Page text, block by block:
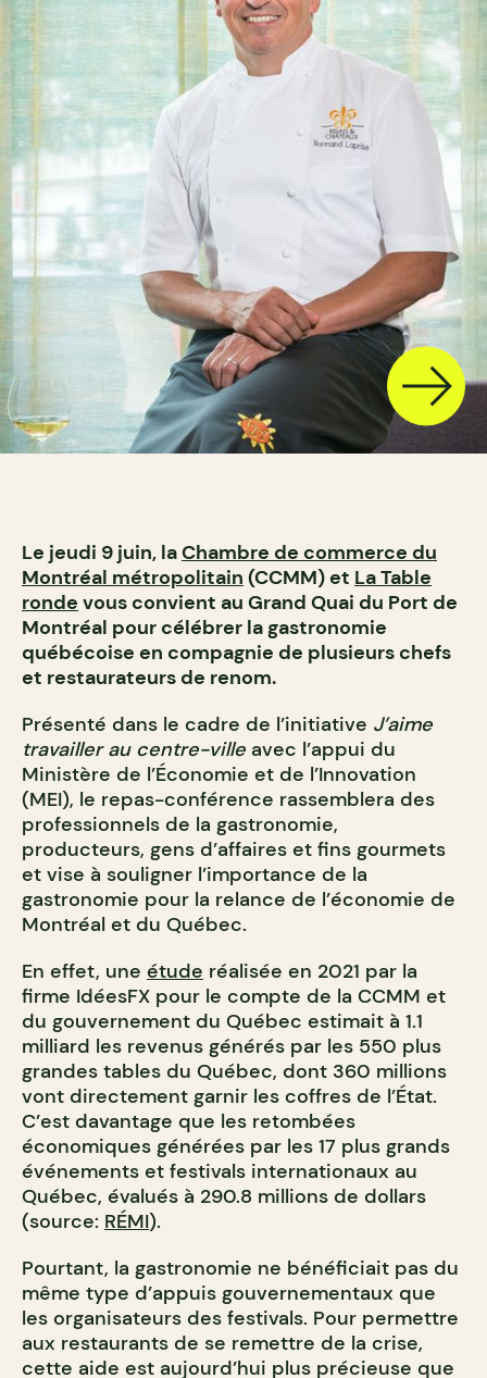
Le jeudi 9 juin, laChambre de commerce du
Montréal métropolitain (CCMM) et La Table
ronde vous convient au Grand Quai du Port de
Montréal pour célébrer la gastronomie
québécoise en compagnie de plusieurs chefs
et restaurateurs de renom.
Présenté dans le cadre de l’initiative J’aime
travailler au centre-ville avec l’appui du
Ministère de l’Économie et de l’Innovation
(MEI), le repas-conférence rassemblera des
professionnels de la gastronomie,
producteurs, gens d’affaires et fins gourmets
et vise à souligner l’importance de la
gastronomie pour la relance de l’économie de
Montréal et du Québec.
En effet, une étude réalisée en 2021 par la
firme IdéesFX pour le compte de la CCMM et
du gouvernement du Québec estimait à 1.1
milliard les revenus générés par les 550 plus
grandes tables du Québec, dont 360 millions
vont directement garnir les coffres de l’État.
C’est davantage que les retombées
économiques générées par les 17 plus grands
événements et festivals internationaux au
Québec, évalués à 290.8 millions de dollars
(source: RÉMI).
Pourtant, la gastronomie ne bénéficiait pas du
même type d’appuis gouvernementaux que
les organisateurs des festivals. Pour permettre
aux restaurants de se remettre de la crise,
cette aide est aujourd’hui plus précieuse que